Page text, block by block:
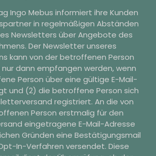
Ingo Mebus informiert ihre Kunden
in regelmäßigen Abständen
Newsletters über Angebote des
Der Newsletter unseres
kann von der betroffenen Person
dann empfangen werden, wenn
Person über eine gültige E-Mail-
und (2) die betroffene Person sich
registriert. An die von
Person erstmalig für den
eingetragene E-Mail-Adresse
Gründen eine Bestätigungsmail
In-Verfahren versendet. Diese